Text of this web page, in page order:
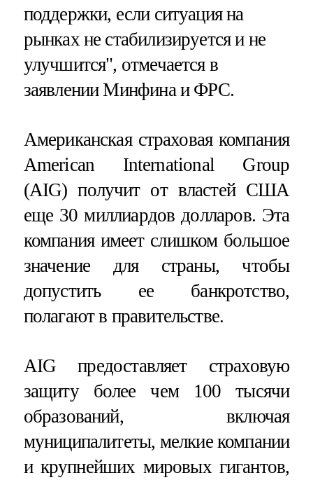
поддержки, если ситуация на
рынках не стабилизируется и не
улучшится", отмечается в
заявлении Минфина и ФРС.
Американская страховая компания
American International Group
(AIG) получит от властей США
еще 30 миллиардов долларов. Эта
компания имеет слишком большое
значение для страны, чтобы
допустить ее банкротство,
полагают в правительстве.
AIG предоставляет страховую
защиту более чем 100 тысячи
образований, включая
муниципалитеты, мелкие компании
и крупнейших мировых гигантов,